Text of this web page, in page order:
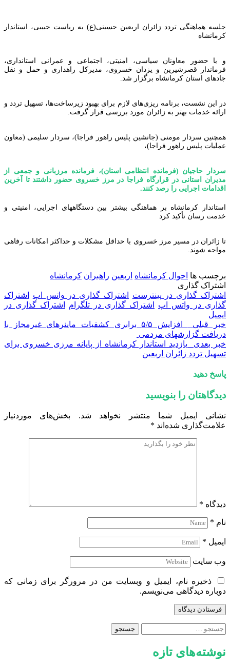
جلسه هماهنگی تردد زائران اربعین حسینی(ع) به ریاست حبیبی، استاندار
کرمانشاه
و با حضور معاونان سیاسی، امنیتی، اجتماعی و عمرانی استانداری،
فرماندار قصرشیرین و یزدان خسروی، مدیرکل راهداری و حمل و نقل
جادهای استان کرمانشاه برگزار شد.
در این نشست، برنامه ریزی‌های لازم برای بهبود زیرساخت‌ها، تسهیل تردد و
ارائه خدمات بهتر به زائران مورد بررسی قرار گرفت.
همچنین سردار مومنی (جانشین پلیس راهور فراجا)، سردار سلیمی (معاون
عملیات پلیس راهور فراجا)،
سردار حاجیان (فرمانده انتظامی استان)، فرمانده مرزبانی و جمعی از
مدیران استانی در قرارگاه فراجا در مرز خسروی حضور داشتند تا آخرین
اقدامات اجرایی را رصد کنند.
استاندار کرمانشاه بر هماهنگی بیشتر بین دستگاههای اجرایی، امنیتی و
خدمت رسان تأکید کرد
تا زائران در مسیر مرز خسروی با حداقل مشکلات و حداکثر امکانات رفاهی
مواجه شوند.
برچسب ها احوال کرمانشاه اربعین راهبران کرمانشاه
اشتراک گذاری
اشتراک گذاری در پینترست
اشتراک گذاری در واتس اپ
اشتراک
گذاری در واتس اپ
اشتراک گذاری در تلگرام
اشتراک گذاری در
ایمیل
خبر قبلی
افزایش ۵/۵ برابری کشفیات ماینرهای غیرمجاز با
دریافت گزارشهای مردمی
خبر بعدی
بازدید استاندار کرمانشاه از پایانه مرزی خسروی برای
تسهیل تردد زائران اربعین
پاسخ دهید
دیدگاهتان را بنویسید
نشانی ایمیل شما منتشر نخواهد شد.
بخش‌های موردنیاز
علامت‌گذاری شده‌اند *
دیدگاه *
نام *
ایمیل *
وب‌ سایت
ذخیره نام، ایمیل و وبسایت من در مرورگر برای زمانی که
دوباره دیدگاهی می‌نویسم.
جستجو
برای:
نوشته‌های تازه